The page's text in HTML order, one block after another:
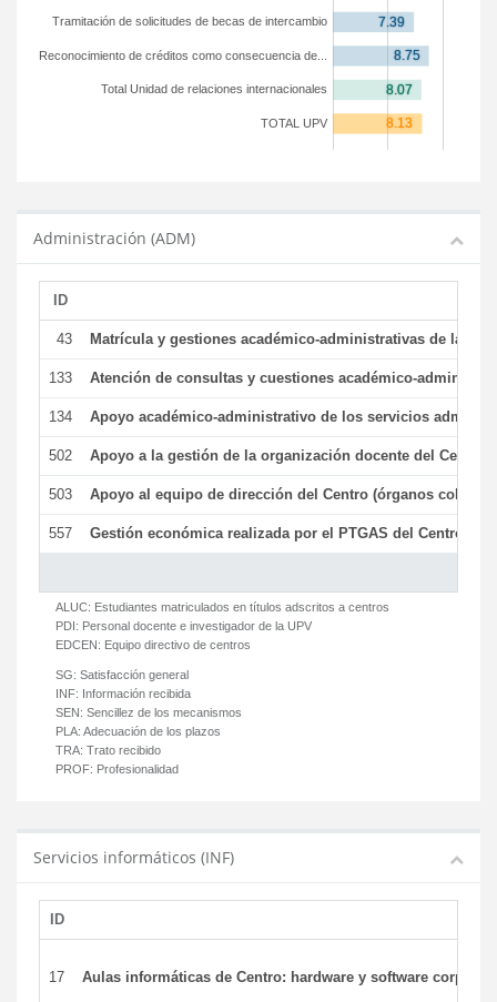
TOTAL UPV
Total Unidad de relaciones internacionales
Reconocimiento de créditos como consecuencia de...
Tramitación de solicitudes de becas de intercambio
Administración (ADM)
ID
43 Matrícula y gestiones académico-administrativas de la
133 Atención de consultas y cuestiones académico-
134 Apoyo académico-administrativo de los servicios
502 Apoyo a la gestión de la organización docente del Centro
503 Apoyo al equipo de dirección del Centro (órganos
557 Gestión económica realizada por el PTGAS del Centro
ALUC: Estudiantes matriculados en títulos adscritos a centros
PDI: Personal docente e investigador de la UPV
EDCEN: Equipo directivo de centros
SG: Satisfacción general
INF: Información recibida
SEN: Sencillez de los mecanismos
PLA: Adecuación de los plazos
TRA: Trato recibido
PROF: Profesionalidad
Servicios informáticos (INF)
ID
17 Aulas informáticas de Centro: hardware y software